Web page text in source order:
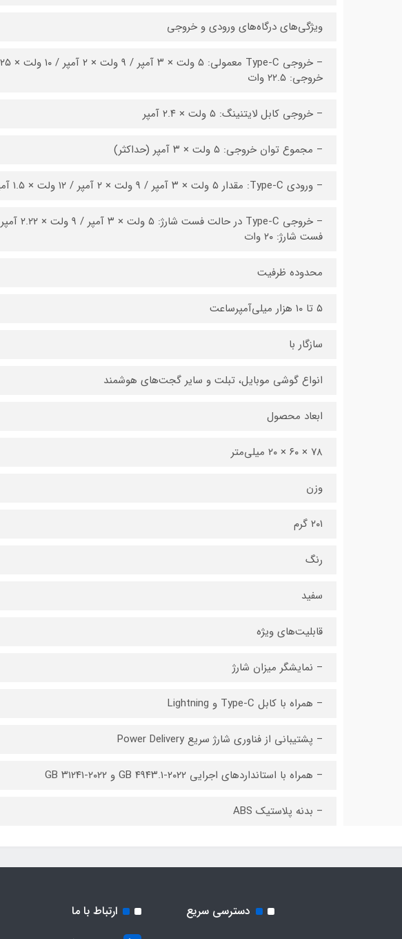
ویژگی‌های درگاه‌های ورودی و خروجی
خروجی: ۲۲.۵ وات
– خروجی کابل لایتنینگ: ۵ ولت × ۲.۴ آمپر
– مجموع توان خروجی: ۵ ولت × ۳ آمپر (حداکثر)
– ورودی Type-C: مقدار ۵ ولت × ۳ آمپر / ۹ ولت × ۲ آمپر / ۱۲ ولت × ۱.۵ آمپر / حداکثر توان ورودی: ۱۸ وات
فست شارژ: ۲۰ وات
محدوده ظرفیت
۵ تا ۱۰ هزار میلی‌آمپر‌ساعت
سازگار با
انواع گوشی موبایل، تبلت و سایر گجت‌های هوشمند
ابعاد محصول
۷۸ × ۶۰ × ۲۰ میلی‌متر
وزن
۲۰۱ گرم
رنگ
سفید
قابلیت‌های ویژه
– نمایشگر میزان شارژ
– همراه با کابل Type-C و Lightning
– پشتیبانی از فناوری شارژ سریع Power Delivery
– همراه با استانداردهای اجرایی GB ۴۹۴۳.۱-۲۰۲۲ و GB ۳۱۲۴۱-۲۰۲۲
– بدنه پلاستیک ABS
دسترسی سریع ارتباط با ما